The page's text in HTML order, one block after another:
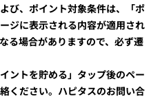
び、ポイント対象条件は、「ポ
ジに表示される内容が適用され
る場合がありますので、必ず遷
ントを貯める」タップ後のペー
ください。ハピタスのお問い合